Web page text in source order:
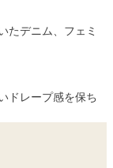
たデニム、フェミ
ドレープ感を保ち